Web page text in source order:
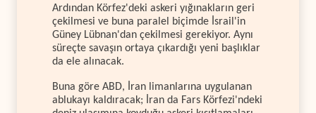
Ardından Körfez'deki askeri yığınakların geri
çekilmesi ve buna paralel biçimde İsrail'in
Güney Lübnan'dan çekilmesi gerekiyor. Aynı
süreçte savaşın ortaya çıkardığı yeni başlıklar
da ele alınacak.
Buna göre ABD, İran limanlarına uygulanan
ablukayı kaldıracak; İran da Fars Körfezi'ndeki